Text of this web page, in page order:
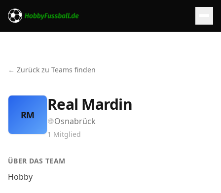
← Zurück zu Teams finden
RM
Real Mardin
Osnabrück
1 Mitglied
ÜBER DAS TEAM
Hobby